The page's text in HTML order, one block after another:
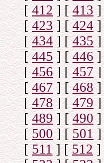
[412] [413]
[423] [424]
[434] [435]
[445] [446]
[456] [457]
[467] [468]
[478] [479]
[489] [490]
[500] [501]
[511] [512]